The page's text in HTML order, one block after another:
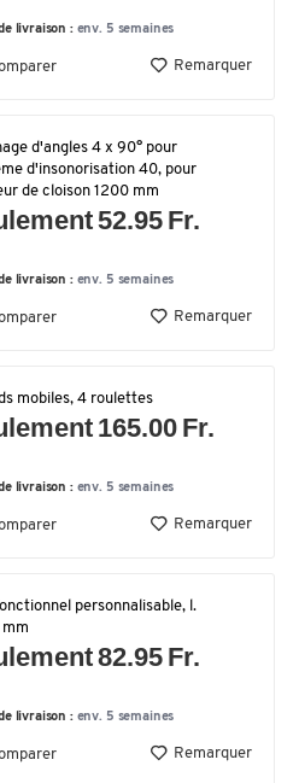
livraison : env. 5 semaines
Remarquer
d'angles 4 x 90° pour
d'insonorisation 40, pour
de cloison 1200 mm
52.95 Fr.
livraison : env. 5 semaines
Remarquer
mobiles, 4 roulettes
165.00 Fr.
livraison : env. 5 semaines
Remarquer
personnalisable, l.
82.95 Fr.
livraison : env. 5 semaines
Remarquer